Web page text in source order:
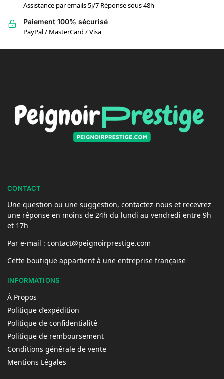
Assistance par emails 5j/7 Réponse sous 48h
Paiement 100% sécurisé
PayPal / MasterCard / Visa
CONTACT
Une question ou une suggestion, contactez-nous et recevrez
une réponse en moins de 24h du lundi au vendredi entre 9h
et 17h
Par e-mail : contact@peignoirprestige.com
Cette boutique appartient à une entreprise française
INFORMATIONS
À Propos
Politique d’expédition
Politique de confidentialité
Politique de remboursement
Conditions générale de vente
Mentions Légales